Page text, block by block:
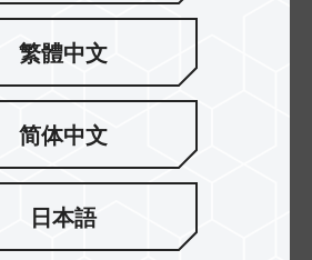
接式 SSD以及行動儲存裝
品創新與技術整合的整體
將持續以多元應用導向全
，深化產品價值並且拓展
向嶄新成長高峰。
繁體中文
简体中文
日本語